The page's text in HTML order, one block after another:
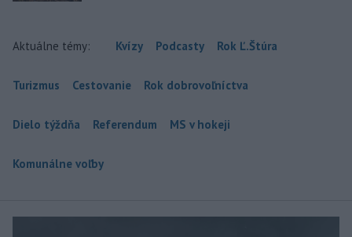
Aktuálne témy: Kvízy Podcasty Rok Ľ.Štúra
Turizmus Cestovanie Rok dobrovoľníctva
Dielo týždňa Referendum MS v hokeji
Komunálne voľby